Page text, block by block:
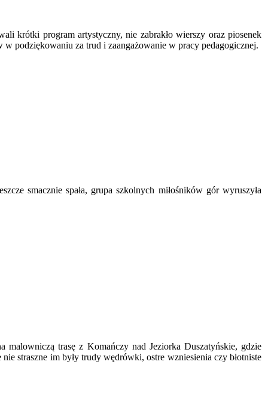
krótki program artystyczny, nie zabrakło wierszy oraz piosenek
podziękowaniu za trud i zaangażowanie w pracy pedagogicznej.
smacznie spała, grupa szkolnych miłośników gór wyruszyła
trasę z Komańczy nad Jeziorka Duszatyńskie, gdzie
straszne im były trudy wędrówki, ostre wzniesienia czy błotniste